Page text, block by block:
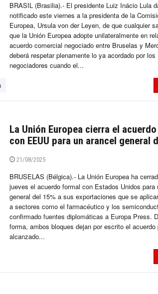
BRASIL (Brasilia).- El presidente Luiz Inácio Lula
notificado este viernes a la presidenta de la
Europea, Ursula von der Leyen, de que cualquier
que la Unión Europea adopte unilateralmente en
acuerdo comercial negociado entre Bruselas y
deberá respetar plenamente lo ya acordado por los
negociadores cuando el...
La Unión Europea cierra el
con EEUU para un arancel general
21/08/2025
BRUSELAS (Bélgica).- La Unión Europea ha
jueves el acuerdo formal con Estados Unidos para
general del 15% a sus exportaciones que se
a sectores como el farmacéutico y los
confirmado fuentes diplomáticas a Europa Press.
forma, ambos bloques dejan por escrito el
alcanzado...